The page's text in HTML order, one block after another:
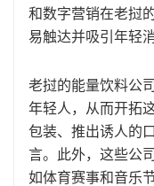
和数字营销在老挝
易触达并吸引年轻
老挝的能量饮料公
年轻人，从而开拓
包装、推出诱人的
言。此外，这些公
如体育赛事和音乐